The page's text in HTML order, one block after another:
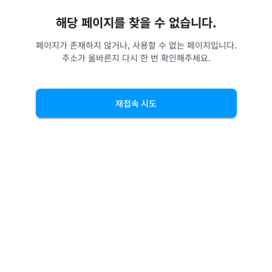
해당 페이지를 찾을 수 없습니다.
페이지가 존재하지 않거나, 사용할 수 없는 페이지입니다.
주소가 올바른지 다시 한 번 확인해주세요.
재접속 시도